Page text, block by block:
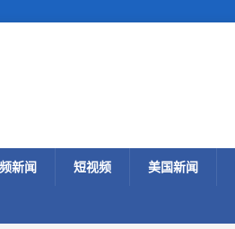
新闻 短视频 美国新闻